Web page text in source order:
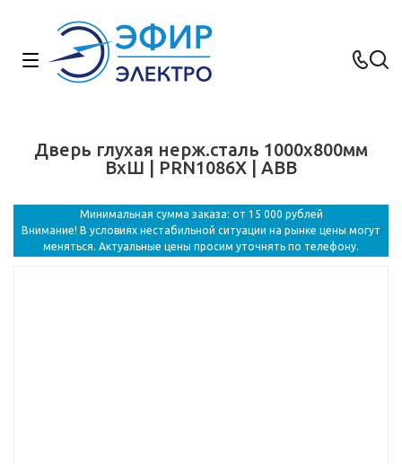
Дверь глухая нерж.сталь 1000x800мм
ВхШ | PRN1086X | ABB
Минимальная сумма заказа: от 15 000 рублей
Внимание! В условиях нестабильной ситуации на рынке цены могут
меняться. Актуальные цены просим уточнять по телефону.